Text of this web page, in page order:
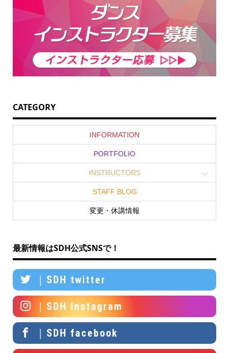
CATEGORY
INFORMATION
PORTFOLIO
INSTRUCTORS
STAFF BLOG
変更・休講情報
最新情報はSDH公式SNSで！
｜SDH twitter
｜SDH Instagram
｜SDH facebook